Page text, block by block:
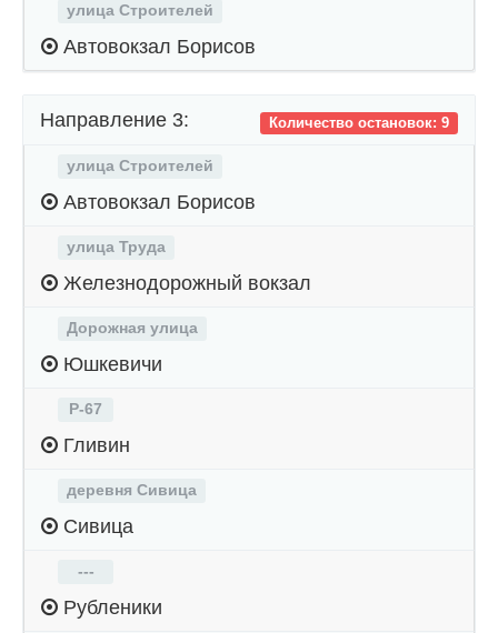
улица Строителей
Автовокзал Борисов
Количество остановок: 9
Направление 3:
улица Строителей
Автовокзал Борисов
улица Труда
Железнодорожный вокзал
Дорожная улица
Юшкевичи
Р-67
Гливин
деревня Сивица
Сивица
---
Рубленики